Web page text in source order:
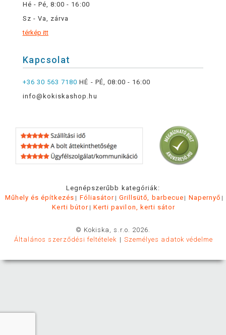
Hé - Pé, 8:00 - 16:00
Sz - Va, zárva
térkép itt
Kapcsolat
+36 30 563 7180 HÉ - PÉ, 08:00 - 16:00
info@kokiskashop.hu
Legnépszerűbb kategóriák:
Műhely és építkezés
Fóliasátor Grillsütő, barbecue
Napernyő
Kerti bútor
Kerti pavilon, kerti sátor
© Kokiska, s.r.o. 2026.
Általános szerződési feltételek
Személyes adatok védelme